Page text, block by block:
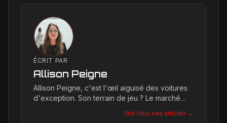
ÉCRIT PAR
Allison Peigne
Allison Peigne, c'est l'œil aiguisé des voitures
d'exception. Son terrain de jeu ? Le marché
une passion contagieuse les dernières
Voir tous ses articles →